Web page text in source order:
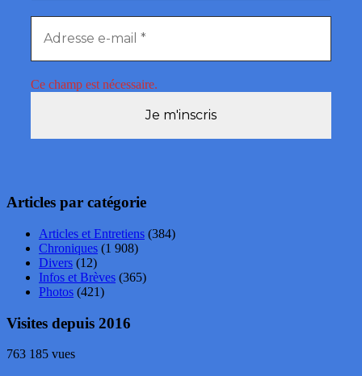
Ce champ est nécessaire.
Articles par catégorie
Articles et Entretiens (384)
Chroniques (1 908)
Divers (12)
Infos et Brèves (365)
Photos (421)
Visites depuis 2016
763 185 vues